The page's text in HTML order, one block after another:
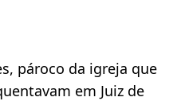
pároco da igreja que
em Juiz de